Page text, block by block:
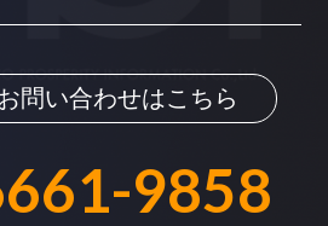
問い合わせはこちら
9858